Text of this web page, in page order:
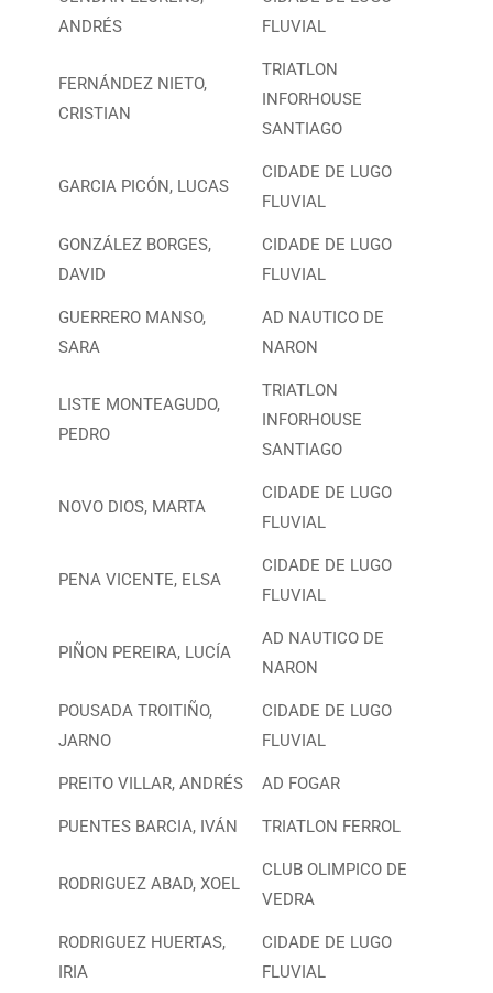
ANDRÉS
FLUVIAL
FERNÁNDEZ NIETO,
CRISTIAN
TRIATLON
INFORHOUSE
SANTIAGO
GARCIA PICÓN, LUCAS
CIDADE DE LUGO
FLUVIAL
GONZÁLEZ BORGES,
DAVID
CIDADE DE LUGO
FLUVIAL
GUERRERO MANSO,
SARA
AD NAUTICO DE
NARON
LISTE MONTEAGUDO,
PEDRO
TRIATLON
INFORHOUSE
SANTIAGO
NOVO DIOS, MARTA
CIDADE DE LUGO
FLUVIAL
PENA VICENTE, ELSA
CIDADE DE LUGO
FLUVIAL
PIÑON PEREIRA, LUCÍA
AD NAUTICO DE
NARON
POUSADA TROITIÑO,
JARNO
CIDADE DE LUGO
FLUVIAL
PREITO VILLAR, ANDRÉS AD FOGAR
PUENTES BARCIA, IVÁN TRIATLON FERROL
RODRIGUEZ ABAD, XOEL
CLUB OLIMPICO DE
VEDRA
RODRIGUEZ HUERTAS,
IRIA
CIDADE DE LUGO
FLUVIAL